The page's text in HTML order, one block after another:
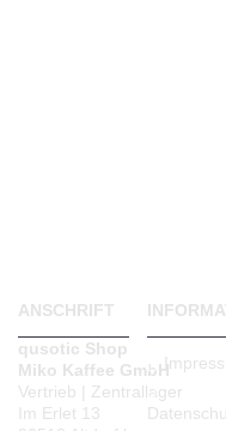
ANSCHRIFT
qusotic Shop
Miko Kaffee GmbH
Vertrieb | Zentrallager
Im Erlet 13